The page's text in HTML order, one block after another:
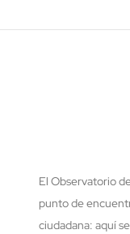
El Observatorio
punto de
ciudadana: aquí